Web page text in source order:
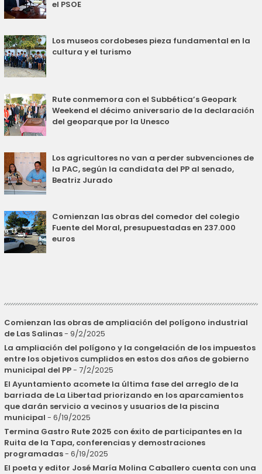
el PSOE
Los museos cordobeses pieza fundamental en la
cultura y el turismo
Rute conmemora con el Subbética’s Geopark
Weekend el décimo aniversario de la declaración
del geoparque por la Unesco
Los agricultores no van a perder subvenciones de
la PAC, según la candidata del PP al senado,
Beatriz Jurado
Comienzan las obras del comedor del colegio
Fuente del Moral, presupuestadas en 237.000
euros
Comienzan las obras de ampliación del polígono industrial
de Las Salinas- 9/2/2025
La ampliación del polígono y la congelación de los impuestos
entre los objetivos cumplidos en estos dos años de gobierno
municipal del PP- 7/2/2025
El Ayuntamiento acomete la última fase del arreglo de la
barriada de La Libertad priorizando en los aparcamientos
que darán servicio a vecinos y usuarios de la piscina
municipal - 6/19/2025
Termina Gastro Rute 2025 con éxito de participantes en la
Ruita de la Tapa, conferencias y demostraciones
programadas- 6/19/2025
El poeta y editor José María Molina Caballero cuenta con una